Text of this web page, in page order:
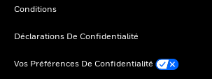
Conditions
Déclarations De Confidentialité
Vos Préférences De Confidentialité